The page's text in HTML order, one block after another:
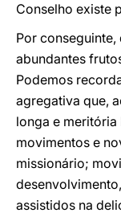
Conselho existe
Por
abundantes
Podemos
agregativa que,
longa e
movimentos e
missionário;
assistidos na